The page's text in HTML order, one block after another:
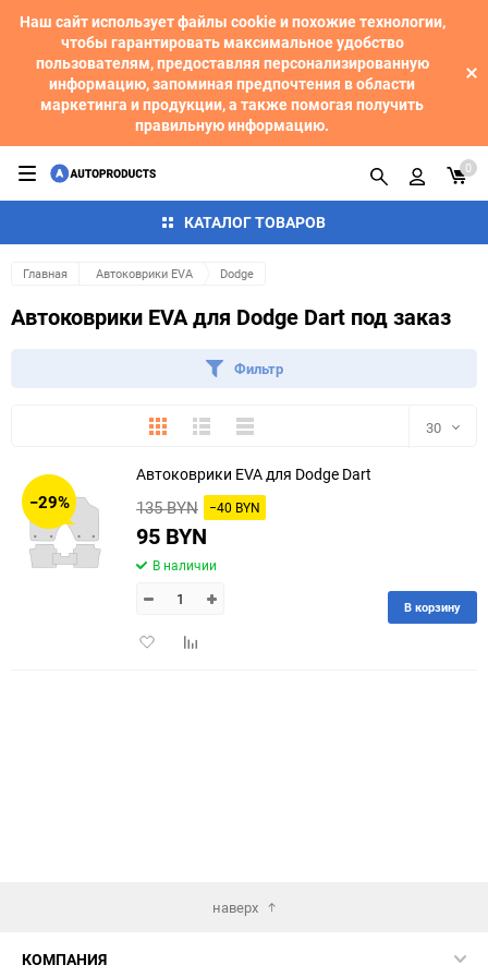
Наш сайт использует файлы cookie и похожие технологии,
чтобы гарантировать максимальное удобство
пользователям, предоставляя персонализированную
информацию, запоминая предпочтения в области
маркетинга и продукции, а также помогая получить
правильную информацию.
КАТАЛОГ ТОВАРОВ
0
Главная Автоковрики EVA Dodge
Автоковрики EVA для Dodge Dart под заказ
Фильтр
ПлиткаПодробноКомпактно 30
150
−29%
Автоковрики EVA для Dodge Dart
135 BYN −40 BYN
95 BYN
В наличии
ДобавитьДобавить
В корзину
наверх
КОМПАНИЯ